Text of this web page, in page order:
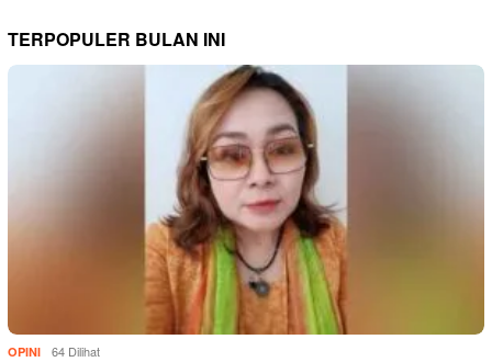
TERPOPULER BULAN INI
OPINI 64 Dilihat